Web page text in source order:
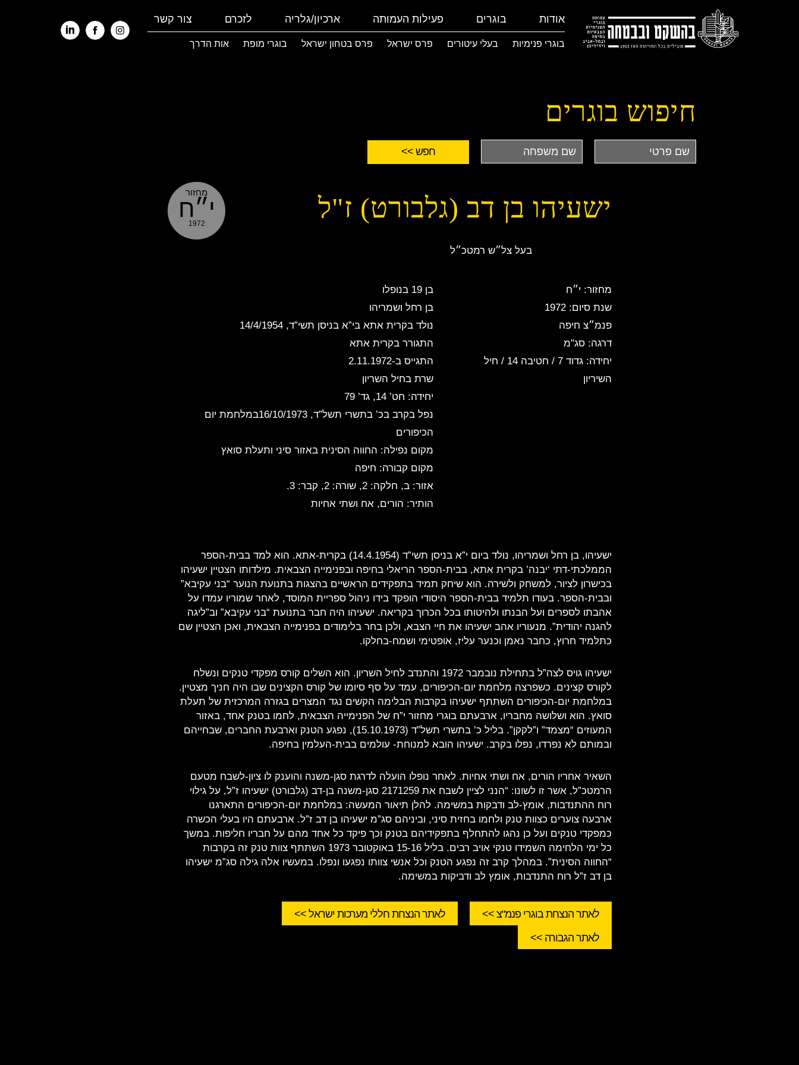
אודות בוגרים
בוגרי פנימיות בעלי עיטורים פרס ישראל פרס בטחון ישראל בוגרי מופת אות הדרך
פעילות העמותה ארכיון/גלריה לזכרם צור קשר
חיפוש בוגרים
שם
פרטי
שם
משפחה
מחזור
י״ח
1972 ישעיהו בן דב (גלבורט) ז"ל
בעל צל״ש רמטכ״ל
מחזור: י״ח
שנת סיום: 1972
פנמ״צ חיפה
דרגה: סג"מ
יחידה: גדוד 7 / חטיבה 14 / חיל
השיריון
בן 19 בנופלו
בן רחל ושמריהו
נולד בקרית אתאבי”א בניסן תשי”ד, 14/4/1954
התגורר בקרית אתא
התגייס ב-2.11.1972
שרת בחיל השריון
יחידה: חט’ 14, גד’ 79
נפל בקרבבכ’ בתשרי תשל”ד, 16/10/1973
במלחמת יום
הכיפורים
מקום נפילה: החווה הסיניתבאזור סיני ותעלת סואץ
מקום קבורה: חיפה
אזור: ב, חלקה: 2, שורה: 2, קבר: 3.
הותיר: הורים, אח ושתי אחיות
ישעיהו, בן רחל ושמריהו, נולד ביום י”א בניסן תשי”ד (14.4.1954) בקרית-אתא. הוא למד בבית-הספר
הממלכתי-דתי ‘יבנה’ בקרית אתא, בבית-הספר הריאלי בחיפה ובפנימייה הצבאית. מילדותו הצטיין ישעיהו
בכישרון לציור, למשחק ולשירה. הוא שיחק תמיד בתפקידים הראשיים בהצגות בתנועת הנוער “בני עקיבא”
ובבית-הספר. בעודו תלמיד בבית-הספר היסודי הופקד בידו ניהול ספריית המוסד, לאחר שמוריו עמדו על
אהבתו לספרים ועל הבנתו ולהיטותו בכל הכרוך בקריאה. ישעיהו היה חבר בתנועת “בני עקיבא” וב”ליגה
להגנה יהודית”. מנעוריו אהב ישעיהו את חיי הצבא, ולכן בחר בלימודים בפנימייה הצבאית, ואכן הצטיין שם
כתלמיד חרוץ, כחבר נאמן וכנער עליז, אופטימי ושמח-בחלקו.
ישעיהו גויס לצה”ל בתחילת נובמבר 1972 והתנדב לחיל השריון. הוא השלים קורס מפקדי טנקים ונשלח
לקורס קצינים. כשפרצה מלחמת יום-הכיפורים, עמד על סף סיומו של קורס הקצינים שבו היה חניך מצטיין.
במלחמת יום-הכיפורים השתתף ישעיהו בקרבות הבלימה הקשים נגד המצרים בגזרה המרכזית של תעלת
סואץ. הוא ושלושה מחבריו, ארבעתם בוגרי מחזור י”ח של הפנימייה הצבאית, לחמו בטנק אחד, באזור
המעוזים “מצמד” ו”לקקן”. בליל כ’ בתשרי תשל”ד (15.10.1973), נפגע הטנק וארבעת החברים, שבחייהם
ובמותם לא נפרדו, נפלו בקרב. ישעיהו הובא למנוחת- עולמים בבית-העלמין בחיפה.
השאיר אחריו הורים, אח ושתי אחיות. לאחר נופלו הועלה לדרגת סגן-משנה והוענק לו ציון-לשבח מטעם
הרמטכ”ל, אשר זו לשונו: “הנני לציין לשבח את 2171259 סגן-משנה בן-דב (גלבורט) ישעיהו ז”ל, על גילוי
רוח ההתנדבות, אומץ-לב ודבקות במשימה. להלן תיאור המעשה: במלחמת יום-הכיפורים התארגנו
ארבעה צוערים כצוות טנק ולחמו בחזית סיני, וביניהם סג”מ ישעיהו בן דב ז”ל. ארבעתם היו בעלי הכשרה
כמפקדי טנקים ועל כן נהגו להתחלף בתפקידיהם בטנק וכך פיקד כל אחד מהם על חבריו חליפות. במשך
כל ימי הלחימה השמידו טנקי אויב רבים. בליל 15-16 באוקטובר 1973 השתתף צוות טנק זה בקרבות
“החווה הסינית”. במהלך קרב זה נפגע הטנק וכל אנשי צוותו נפגעו ונפלו. במעשיו אלה גילה סג”מ ישעיהו
בן דב ז”ל רוח התנדבות, אומץ לב ודביקות במשימה.
לאתר הנצחת בוגרי פנמ"צ >>
לאתר הנצחת חללי מערכות ישראל >>
לאתר הגבורה >>